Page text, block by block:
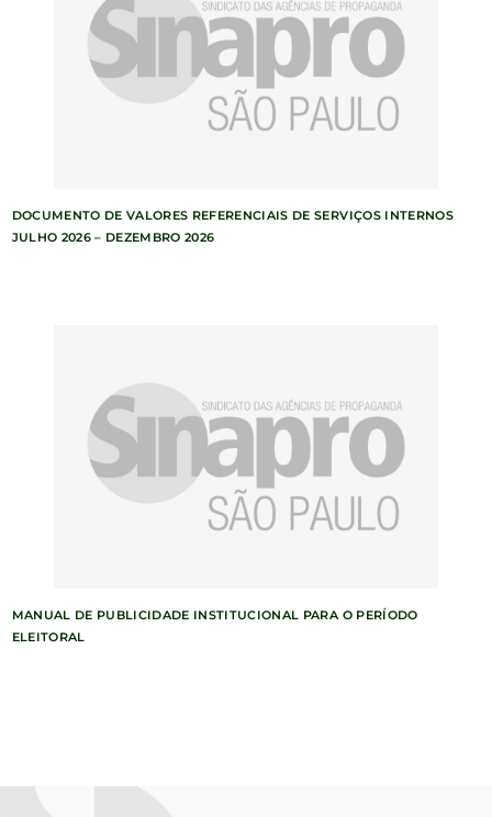
DOCUMENTO DE VALORES REFERENCIAIS DE SERVIÇOS INTERNOS
JULHO 2026 – DEZEMBRO 2026
MANUAL DE PUBLICIDADE INSTITUCIONAL PARA O PERÍODO
ELEITORAL